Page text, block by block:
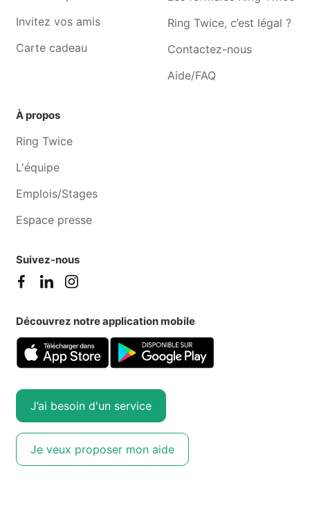
Cours de cuisine Viesville
Cours de cuisine Fleurus
Cours de cuisine La Hulpe
Cours de cuisine Ittre
Cours de cuisine Braine-le-
Cours de cuisine Bierges
Invitez vos amis
Carte cadeau
Ring Twice, c’est légal ?
Contactez-nous
Aide/FAQ
À propos
Ring Twice
L'équipe
Emplois/Stages
Espace presse
Suivez-nous
Découvrez notre application mobile
J’ai besoin d'un service
Je veux proposer mon aide